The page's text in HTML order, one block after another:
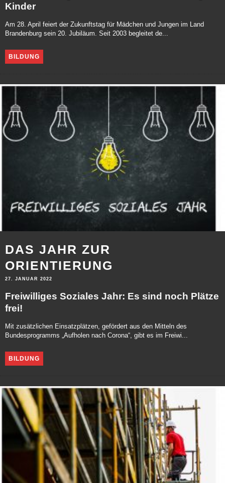
Kinder
Am 28. April feiert der Zukunftstag für Mädchen und Jungen im Land
Brandenburg sein 20. Jubiläum. Seit 2003 begleitet de...
BILDUNG
DAS JAHR ZUR
ORIENTIERUNG
27. JANUAR 2022
Freiwilliges Soziales Jahr: Es sind noch Plätze
frei!
Mit zusätzlichen Einsatzplätzen, gefördert aus den Mitteln des
Bundesprogramms „Aufholen nach Corona“, gibt es im Freiwi...
BILDUNG